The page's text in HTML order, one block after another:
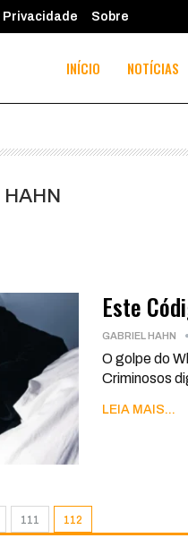
Privacidade Sobre
INÍCIO NOTÍCIAS
Este
GABRIEL HAHN
O golpe do
Criminosos
LEIA MAIS...
111 112